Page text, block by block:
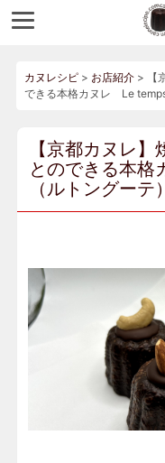
カヌレシピ> お店紹介>
できる本格カヌレ Le
【京都カヌレ
とのできる本
（ルトングーテ）